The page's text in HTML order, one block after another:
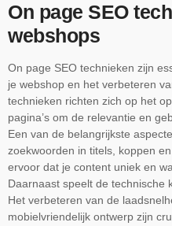
On page SEO
webshops
On page SEO technieken zijn
je webshop en het verbeteren
technieken richten zich op het
pagina’s om de relevantie en
Een van de belangrijkste
zoekwoorden in titels, koppen
ervoor dat je content uniek en
Daarnaast speelt de technische
Het verbeteren van de
mobielvriendelijk ontwerp zijn